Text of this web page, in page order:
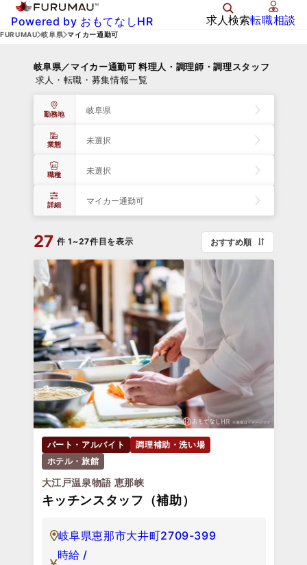
Powered by おもてなしHR 求人検索転職相談
FURUMAU 岐阜県 マイカー通勤可
岐阜県／マイカー通勤可 料理人・調理師・調理スタッフ
求人・転職・募集情報一覧
勤務地 岐阜県
業態 未選択
職種 未選択
詳細 マイカー通勤可
27 件 1~27件目を表示 おすすめ順
パート・アルバイト
調理補助・洗い場
ホテル・旅館
大江戸温泉物語 恵那峡
キッチンスタッフ（補助）
岐阜県恵那市大井町2709-399
時給 /